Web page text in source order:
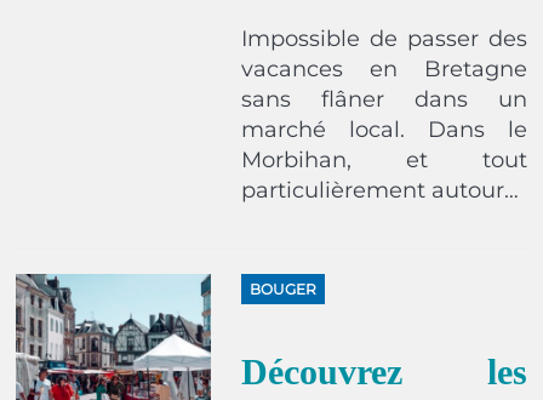
Impossible de passer des
vacances en Bretagne
sans flâner dans un
marché local. Dans le
Morbihan, et tout
particulièrement autour…
BOUGER
Découvrez les